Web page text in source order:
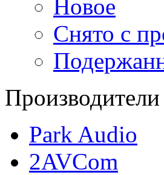
Новое
Снято с
Производители
Park Audio
2AVCom